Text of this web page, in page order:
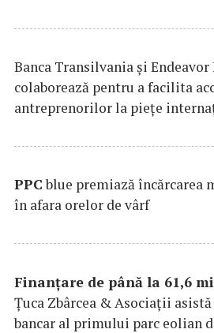
Banca Transilvania şi Endeavor
colaborează pentru a facilita
antreprenorilor la pieţe
PPCblue premiază încărcarea
în afara orelor de vârf
Finanțare de până la 61,6
Țuca Zbârcea & Asociații
bancar al primului parc eolian